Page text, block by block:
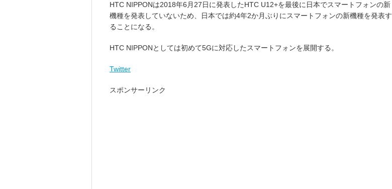
HTC NIPPONは2018年6月27日に発表したHTC U12+を最後に日本でスマートフォンの新
機種を発表していないため、日本では約4年2か月ぶりにスマートフォンの新機種を発表す
ることになる。
HTC NIPPONとしては初めて5Gに対応したスマートフォンを展開する。
Twitter
スポンサーリンク